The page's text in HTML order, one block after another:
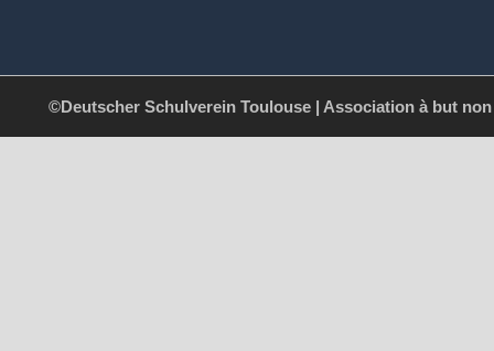
©Deutscher Schulverein Toulouse | Association à but